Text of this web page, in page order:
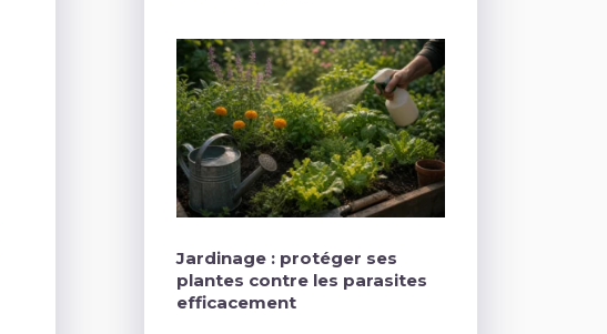
Jardinage : protéger ses
plantes contre les parasites
efficacement